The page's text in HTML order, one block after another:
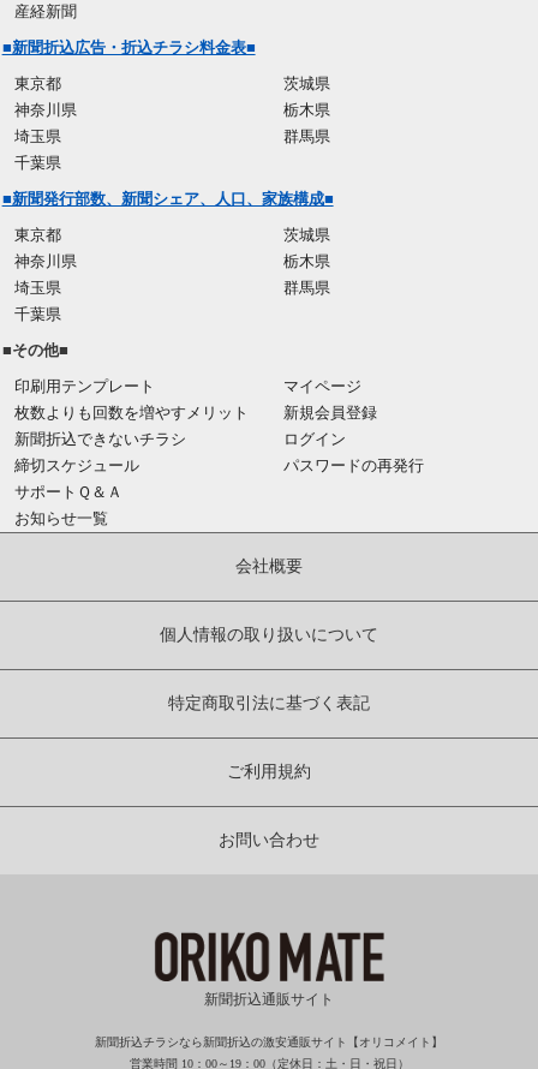
産経新聞
■新聞折込広告・折込チラシ料金表■
東京都
神奈川県
埼玉県
千葉県
茨城県
栃木県
群馬県
■新聞発行部数、新聞シェア、人口、家族構成■
東京都
神奈川県
埼玉県
千葉県
茨城県
栃木県
群馬県
■その他■
印刷用テンプレート
枚数よりも回数を増やすメリット
新聞折込できないチラシ
締切スケジュール
サポートＱ＆Ａ
お知らせ一覧
マイページ
新規会員登録
ログイン
パスワードの再発行
会社概要
個人情報の取り扱いについて
特定商取引法に基づく表記
ご利用規約
お問い合わせ
新聞折込通販サイト
新聞折込チラシなら新聞折込の激安通販サイト【オリコメイト】
営業時間 10：00～19：00（定休日：土・日・祝日）